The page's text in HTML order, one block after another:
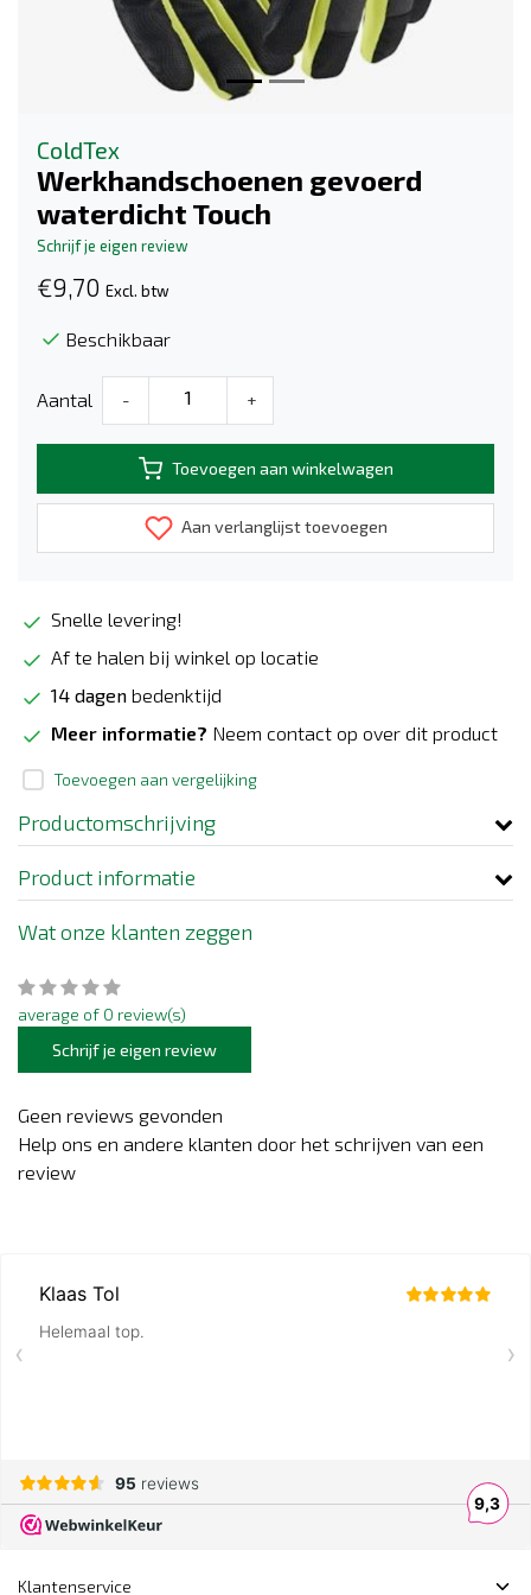
ColdTex
Werkhandschoenen gevoerd
waterdicht Touch
Schrijf je eigen review
€9,70 Excl. btw
Beschikbaar
Aantal - +
Toevoegen aan winkelwagen
Aan verlanglijst toevoegen
Snelle levering!
Af te halen bij winkel op locatie
14 dagen bedenktijd
Meer informatie? Neem contact op over dit product
Toevoegen aan vergelijking
Productomschrijving
Product informatie
Wat onze klanten zeggen
average of 0 review(s)
Schrijf je eigen review
Geen reviews gevonden
Help ons en andere klanten door het schrijven van een
review
Klantenservice